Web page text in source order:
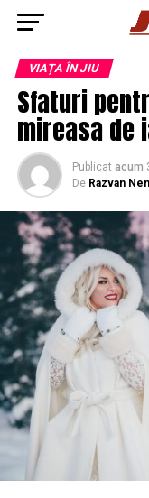
VIAȚA ÎN JIU
Sfaturi
mireasa de
Publicat acum
De Razvan